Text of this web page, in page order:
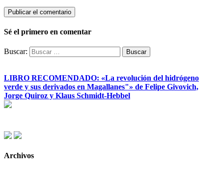
Sé el primero en comentar
Buscar:
LIBRO RECOMENDADO: «La revolución del hidrógeno
verde y sus derivados en Magallanes"» de Felipe Givovich,
Jorge Quiroz y Klaus Schmidt-Hebbel
Archivos